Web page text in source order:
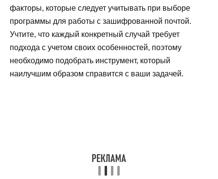
факторы, которые следует учитывать при выборе
программы для работы с зашифрованной почтой.
Учтите, что каждый конкретный случай требует
подхода с учетом своих особенностей, поэтому
необходимо подобрать инструмент, который
наилучшим образом справится с ваши задачей.